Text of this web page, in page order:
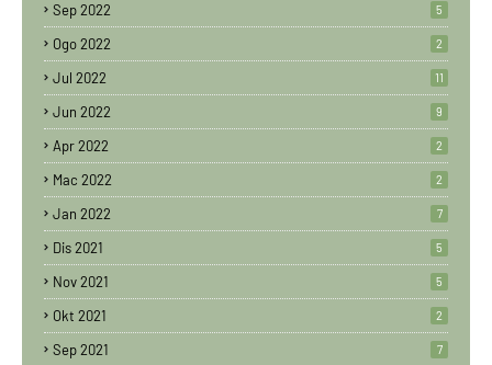
Sep 2022 5
Ogo 2022 2
Jul 2022 11
Jun 2022 9
Apr 2022 2
Mac 2022 2
Jan 2022 7
Dis 2021 5
Nov 2021 5
Okt 2021 2
Sep 2021 7